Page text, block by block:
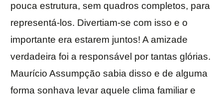
pouca estrutura, sem quadros completos, para
representá-los. Divertiam-se com isso e o
importante era estarem juntos! A amizade
verdadeira foi a responsável por tantas glórias.
Maurício Assumpção sabia disso e de alguma
forma sonhava levar aquele clima familiar e